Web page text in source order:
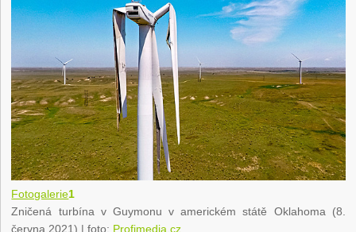
Fotogalerie1
Zničená turbína v Guymonu v americkém státě Oklahoma (8.
června 2021) | foto: Profimedia.cz